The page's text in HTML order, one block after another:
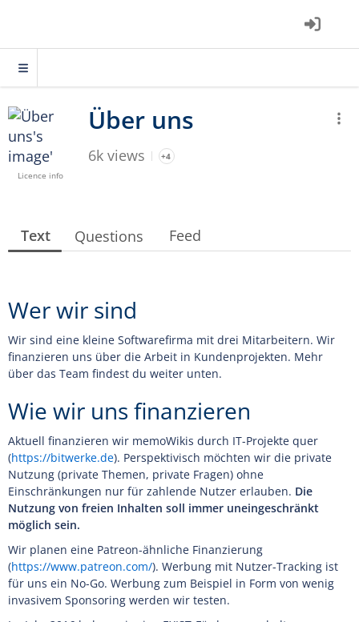
Licence info
6k views +4
Text Questions Feed
Wer wir sind
Wir sind eine kleine Softwarefirma mit drei Mitarbeitern. Wir
finanzieren uns über die Arbeit in Kundenprojekten. Mehr
über das Team findest du weiter unten.
Wie wir uns finanzieren
Aktuell finanzieren wir memoWikis durch IT-Projekte quer
(https://bitwerke.de). Perspektivisch möchten wir die private
Nutzung (private Themen, private Fragen) ohne
Einschränkungen nur für zahlende Nutzer erlauben. Die
Nutzung von freien Inhalten soll immer uneingeschränkt
möglich sein.
Wir planen eine Patreon-ähnliche Finanzierung
(https://www.patreon.com/). Werbung mit Nutzer-Tracking ist
für uns ein No-Go. Werbung zum Beispiel in Form von wenig
invasivem Sponsoring werden wir testen.